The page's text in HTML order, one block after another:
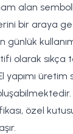
alan
bir araya
günlük
olarak sıkça
üretim
özel